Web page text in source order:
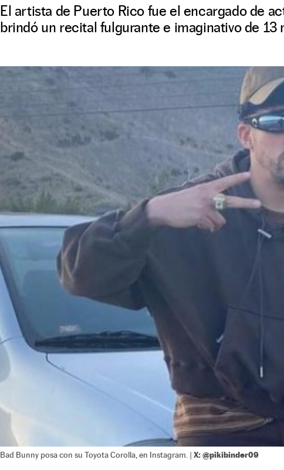
El artista de Puerto Rico fue el encargado de
brindó un recital fulgurante e imaginativo de 13
Bad Bunny posa con su Toyota Corolla, en Instagram. | X: @pikibinder09